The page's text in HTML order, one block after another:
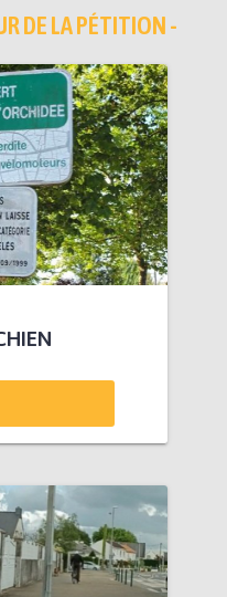
DE LA PÉTITION -